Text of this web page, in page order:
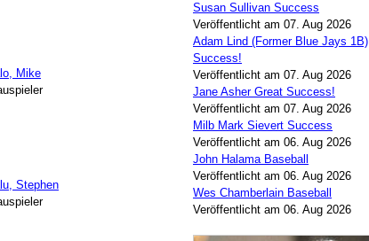
Mike
Stephen
Susan Sullivan Success
Veröffentlicht am 07. Aug 2026
Adam Lind (Former Blue Jays 1B)
Success!
Veröffentlicht am 07. Aug 2026
Jane Asher Great Success!
Veröffentlicht am 07. Aug 2026
Milb Mark Sievert Success
Veröffentlicht am 06. Aug 2026
John Halama Baseball
Veröffentlicht am 06. Aug 2026
Wes Chamberlain Baseball
Veröffentlicht am 06. Aug 2026